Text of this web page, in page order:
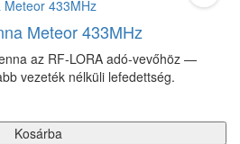
Meteor 433MHz
az RF-LORA adó-vevőhöz —
vezeték nélküli lefedettség.
Kosárba